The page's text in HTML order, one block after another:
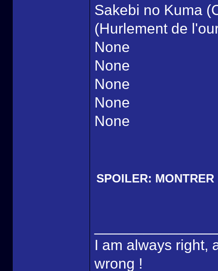
Sakebi no Kuma
(Hurlement de
None
None
None
None
None
SPOILER: MONTRER
I am always right,
wrong !